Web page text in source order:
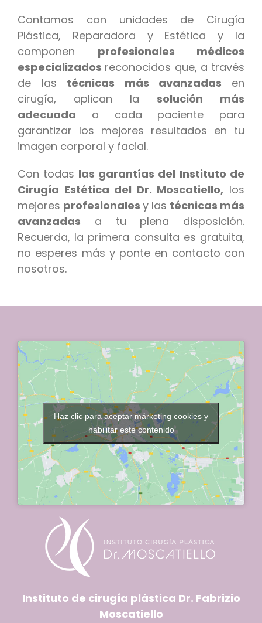
Contamos con unidades de Cirugía
Plástica, Reparadora y Estética y la
componen profesionales médicos
especializados reconocidos que, a través
de las técnicas más avanzadas en
cirugía, aplican la solución más
adecuada a cada paciente para
garantizar los mejores resultados en tu
imagen corporal y facial.
Con todas las garantías del Instituto de
Cirugía Estética del Dr. Moscatiello, los
mejores profesionalesy las técnicas más
avanzadas a tu plena disposición.
Recuerda, la primera consulta es gratuita,
no esperes más y ponte en contacto con
nosotros.
Haz clic para aceptar márketing cookies y
habilitar este contenido
Instituto de cirugía plástica Dr. Fabrizio
Moscatiello